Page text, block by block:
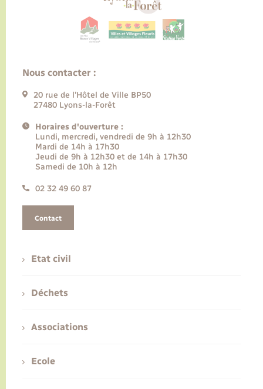
Nous contacter :
20 rue de l’Hôtel de Ville BP50
27480 Lyons-la-Forêt
Horaires d'ouverture :
Lundi, mercredi, vendredi de 9h à 12h30
Mardi de 14h à 17h30
Jeudi de 9h à 12h30 et de 14h à 17h30
Samedi de 10h à 12h
02 32 49 60 87
Contact
Etat civil
Déchets
Associations
Ecole